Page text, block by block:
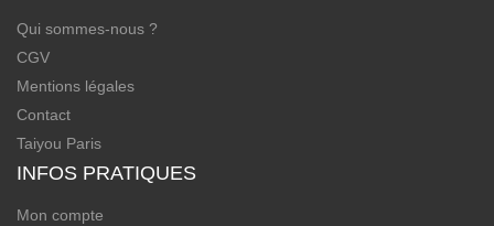
Qui sommes-nous ?
CGV
Mentions légales
Contact
Taiyou Paris
INFOS PRATIQUES
Mon compte